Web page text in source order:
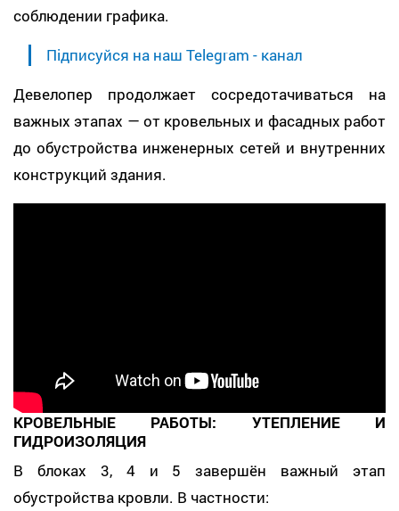
соблюдении графика.
Підписуйся на наш Telegram - канал
Девелопер продолжает сосредотачиваться на
важных этапах — от кровельных и фасадных работ
до обустройства инженерных сетей и внутренних
конструкций здания.
КРОВЕЛЬНЫЕ РАБОТЫ: УТЕПЛЕНИЕ И
ГИДРОИЗОЛЯЦИЯ
В блоках 3, 4 и 5 завершён важный этап
обустройства кровли. В частности: